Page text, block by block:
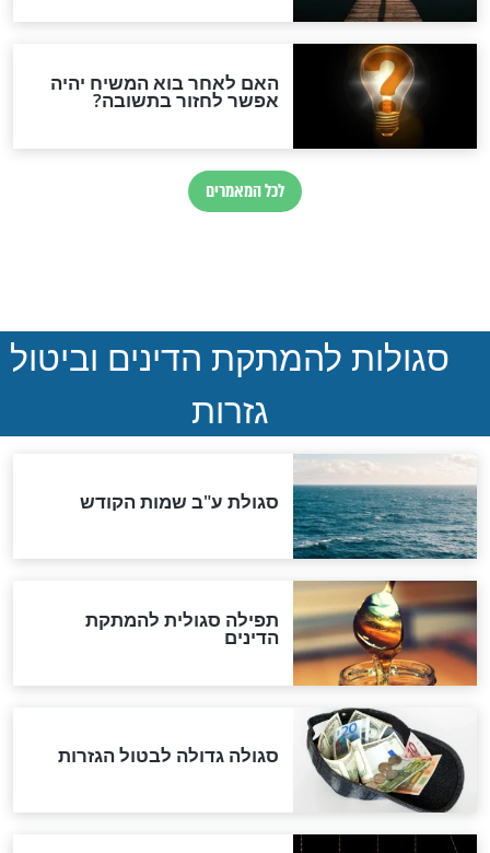
הותר לפרסום: לוחמי מילואים
נהרגו בדרום לבנון
ההסכם החשאי של טראמפ
המסמך האבוד שנחשף
במרתפי מוסקבה: כתב היד
הנדיר של הרשב"ם התגלה
"מודה לקב"ה על כל השנים"
לכל המאמרים
אחרית הימים